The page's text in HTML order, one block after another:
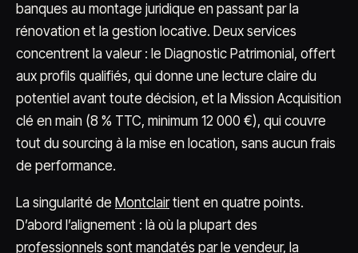
banques au montage juridique en passant par la
rénovation et la gestion locative. Deux services
concentrent la valeur : le Diagnostic Patrimonial, offert
aux profils qualifiés, qui donne une lecture claire du
potentiel avant toute décision, et la Mission Acquisition
clé en main (8 % TTC, minimum 12 000 €), qui couvre
tout du sourcing à la mise en location, sans aucun frais
de performance.
La singularité de Montclairtient en quatre points.
D’abord l’alignement : là où la plupart des
professionnels sont mandatés par le vendeur, la